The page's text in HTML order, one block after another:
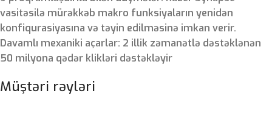
vasitəsilə mürəkkəb makro funksiyaların yenidən
konfiqurasiyasına və təyin edilməsinə imkan verir.
Davamlı mexaniki açarlar: 2 illik zəmanətlə dəstəklənən
50 milyona qədər klikləri dəstəkləyir
Müştəri rəyləri